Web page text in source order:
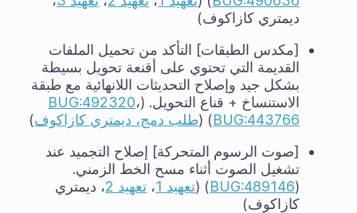
ديمتري كازاكوف)
[مكدس الطبقات] التأكد من تحميل الملفات
القديمة التي تحتوي على أقنعة تحويل بسيطة
بشكل جيد وإصلاح التحديثات اللانهائية مع طبقة
الاستنساخ + قناع التحويل. ( BUG:492320،
BUG:443766
) (طلب دمج، ديمتري كازاكوف)
[صوت الرسوم المتحركة] إصلاح التجميد عند
تشغيل الصوت أثناء مسح الخط الزمني.
(
BUG:489146
) (تعهيد 1 ، تعهيد 2
، ديمتري
كازاكوف)